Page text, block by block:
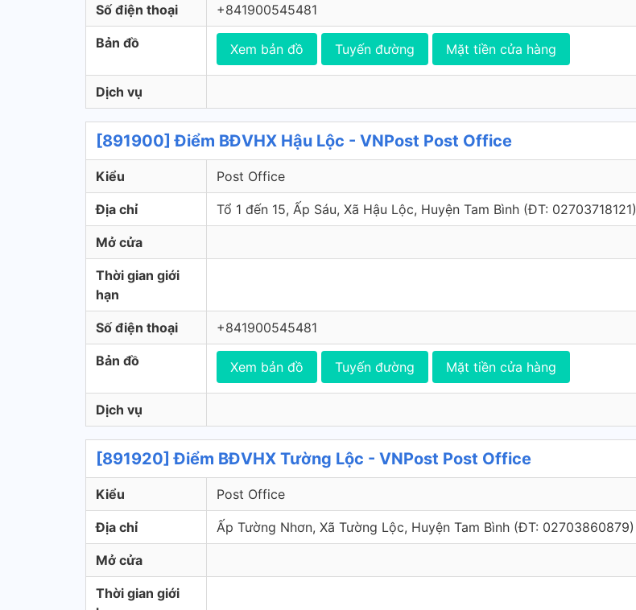
Số điện thoại +841900545481
Bản đồ Xem bản đồ Tuyến đường Mặt tiền cửa hàng
Dịch vụ
[891900] Điểm BĐVHX Hậu Lộc - VNPost Post Office
Kiểu Post Office
Địa chỉ Tổ 1 đến 15, Ấp Sáu, Xã Hậu Lộc, Huyện Tam Bình (ÐT: 02703718121)
Mở cửa
Thời gian giới
hạn
Số điện thoại +841900545481
Bản đồ Xem bản đồ Tuyến đường Mặt tiền cửa hàng
Dịch vụ
[891920] Điểm BĐVHX Tường Lộc - VNPost Post Office
Kiểu Post Office
Địa chỉ Ấp Tường Nhơn, Xã Tường Lộc, Huyện Tam Bình (ÐT: 02703860879)
Mở cửa
Thời gian giới